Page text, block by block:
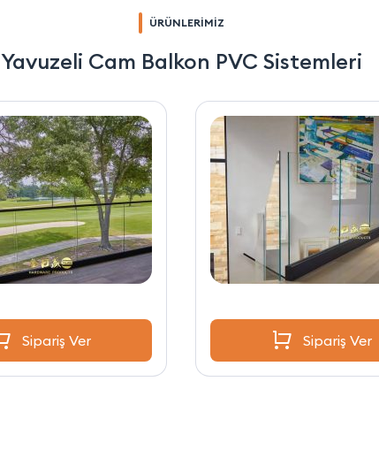
ÜRÜNLERİMİZ
Yavuzeli Cam Balkon PVC Sistemleri
Sipariş Ver Sipariş Ver